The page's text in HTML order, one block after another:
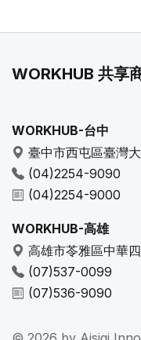
WORKHUB 共享
WORKHUB-台中
臺中市西屯區臺灣
(04)2254-9090
(04)2254-9000
WORKHUB-高雄
高雄市苓雅區中華
(07)537-0099
(07)536-9090